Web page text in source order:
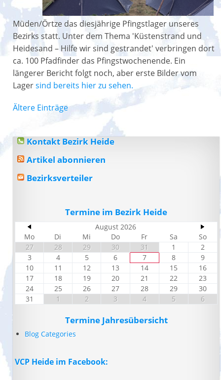
Müden/Örtze das diesjährige Pfingstlager unseres
Bezirks statt. Unter dem Thema 'Küstenstrand und
Heidesand – Hilfe wir sind gestrandet' verbringen dort
ca. 100 Pfadfinder das Pfingstwochenende. Ein
längerer Bericht folgt noch, aber erste Bilder vom
Lagersind bereits hier zu sehen.
Ältere Einträge
Kontakt Bezirk Heide
Artikel abonnieren
Bezirksverteiler
Termine im Bezirk Heide
August 2026
Mo
Di Mi Do Fr Sa
So
27
28 29 30 31 1
2
3
4 5 6 7 8
9
10
11 12 13 14 15
16
17
18 19 20 21 22
23
24
25 26 27 28 29
30
31
1 2 3 4 5 6
Termine Jahresübersicht
Blog Categories
VCP Heide im Facebook: